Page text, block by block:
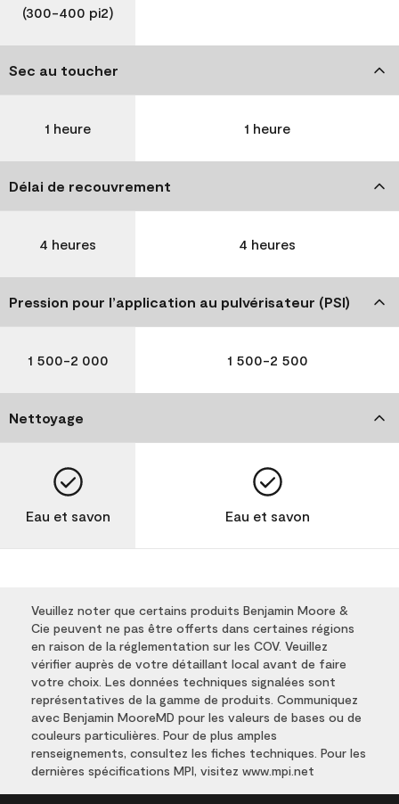
(300-400 pi2)
Sec au toucher
1 heure 1 heure
Délai de recouvrement
4 heures 4 heures
Pression pour l’application au pulvérisateur (PSI)
1 500-2 000 1 500-2 500
Nettoyage
Eau et savon Eau et savon
Veuillez noter que certains produits Benjamin Moore &
Cie peuvent ne pas être offerts dans certaines régions
en raison de la réglementation sur les COV. Veuillez
vérifier auprès de votre détaillant local avant de faire
votre choix. Les données techniques signalées sont
représentatives de la gamme de produits. Communiquez
avec Benjamin MooreMD pour les valeurs de bases ou de
couleurs particulières. Pour de plus amples
renseignements, consultez les fiches techniques. Pour les
dernières spécifications MPI, visitez www.mpi.net